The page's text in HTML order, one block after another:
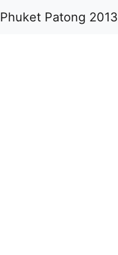
Phuket Patong 2013